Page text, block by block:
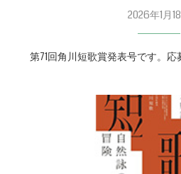
2026年1月
第71回角川短歌賞発表号です。応